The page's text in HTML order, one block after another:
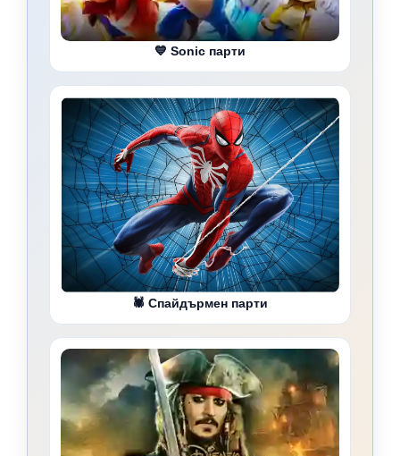
💙 Sonic парти
🕷️ Спайдърмен парти